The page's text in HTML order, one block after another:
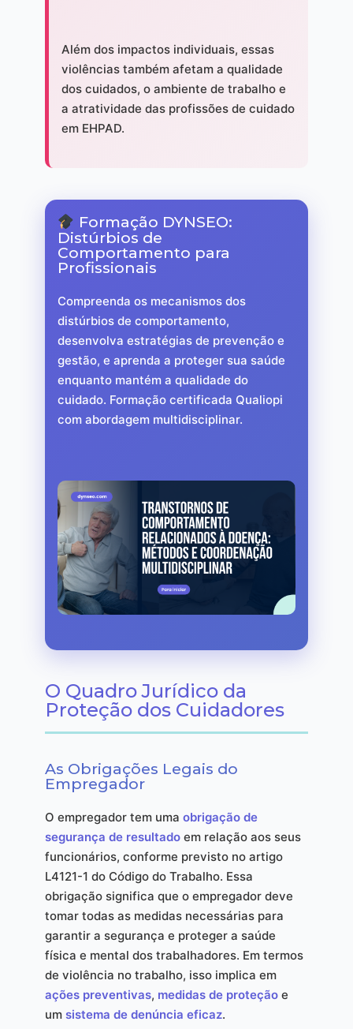
Além dos impactos individuais, essas
violências também afetam a qualidade
dos cuidados, o ambiente de trabalho e
a atratividade das profissões de cuidado
em EHPAD.
Formação DYNSEO:
Distúrbios de
Comportamento para
Profissionais
Compreenda os mecanismos dos
distúrbios de comportamento,
desenvolva estratégias de prevenção e
gestão, e aprenda a proteger sua saúde
enquanto mantém a qualidade do
cuidado. Formação certificada Qualiopi
com abordagem multidisciplinar.
O Quadro Jurídico da
Proteção dos Cuidadores
As Obrigações Legais do
Empregador
O empregador tem uma obrigação de
segurança de resultadoem relação aos seus
funcionários, conforme previsto no artigo
L4121-1 do Código do Trabalho. Essa
obrigação significa que o empregador deve
tomar todas as medidas necessárias para
garantir a segurança e proteger a saúde
física e mental dos trabalhadores. Em termos
de violência no trabalho, isso implica em
ações preventivas, medidas de proteçãoe
um sistema de denúncia eficaz.